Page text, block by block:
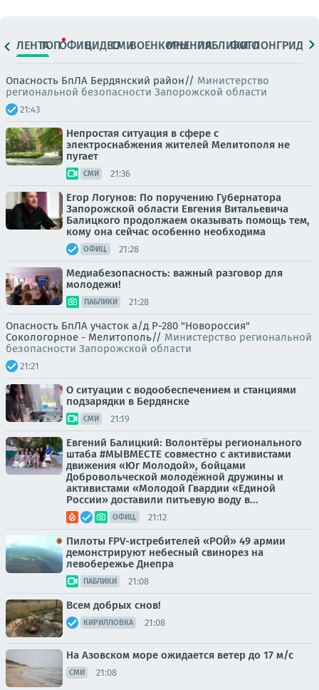
ЛЕНТАТОПОФИЦ.ВИДЕОСМИВОЕНКОРЫМНЕНИЯПАБЛИКИ
ФОТОЛОНГРИДЫ
Опасность БпЛА Бердянский район// Министерство
региональной безопасности Запорожской области
21:43
Непростая ситуация в сфере с
электроснабжения жителей Мелитополя не
пугает
СМИ 21:36
Егор Логунов: По поручению Губернатора
Запорожской области Евгения Витальевича
Балицкого продолжаем оказывать помощь тем,
кому она сейчас особенно необходима
ОФИЦ. 21:28
Медиабезопасность: важный разговор для
молодежи!
ПАБЛИКИ 21:28
Опасность БпЛА участок а/д Р-280 "Новороссия"
Сокологорное - Мелитополь// Министерство региональной
безопасности Запорожской области
21:21
О ситуации с водообеспечением и станциями
подзарядки в Бердянске
СМИ 21:19
Евгений Балицкий: Волонтёры регионального
штаба #МЫВМЕСТЕ совместно с активистами
движения «Юг Молодой», бойцами
Добровольческой молодёжной дружины и
активистами «Молодой Гвардии «Единой
России» доставили питьевую воду в...
ОФИЦ. 21:12
Пилоты FPV-истребителей «РОЙ» 49 армии
демонстрируют небесный свинорез на
левобережье Днепра
ПАБЛИКИ 21:08
Всем добрых снов!
КИРИЛЛОВКА 21:08
На Азовском море ожидается ветер до 17 м/с
СМИ 21:08